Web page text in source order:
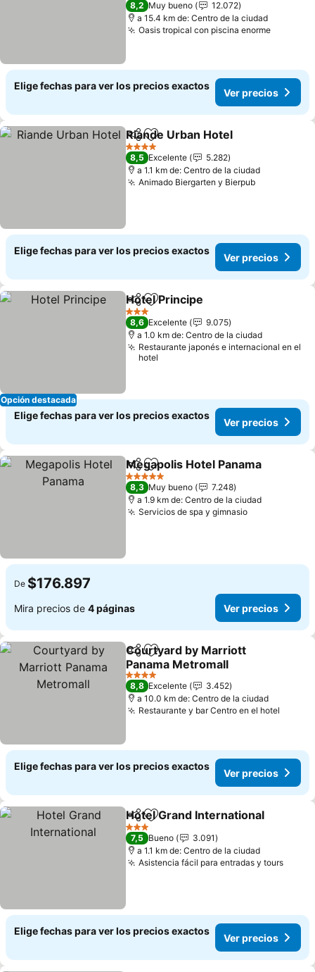
8,2 Muy bueno
12.072
a 15.4 km de: Centro de la ciudad
Oasis tropical con piscina enormeVer
Elige fechas para ver los precios exactos
Ver precios
CompartirAgregar a favoritos
Riande Urban Hotel
4 Estrellas
8,5 Excelente
5.282
a 1.1 km de: Centro de la ciudad
Animado Biergarten y BierpubVer precios
Elige fechas para ver los precios exactos
Ver precios
Opción destacada
CompartirAgregar a favoritos
Hotel Principe
3 Estrellas
8,6 Excelente
9.075
a 1.0 km de: Centro de la ciudad
Restaurante japonés e internacional en el
hotel
Elige fechas para ver los precios exactos
Ver precios
CompartirAgregar a favoritos
Megapolis Hotel Panama
5 Estrellas
8,3 Muy bueno
7.248
a 1.9 km de: Centro de la ciudad
Servicios de spa y gimnasioVer precios
De $176.897
Mira precios de 4 páginas Ver precios
CompartirAgregar a favoritos
Courtyard by Marriott
Panama Metromall
Ver precios
4 Estrellas
8,8 Excelente
3.452
a 10.0 km de: Centro de la ciudad
Restaurante y bar Centro en el hotel
Elige fechas para ver los precios exactos
Ver precios
CompartirAgregar a favoritos
Hotel Grand International
3 Estrellas
7,5 Bueno
3.091
a 1.1 km de: Centro de la ciudad
Asistencia fácil para entradas y toursVer
Elige fechas para ver los precios exactos
Ver precios